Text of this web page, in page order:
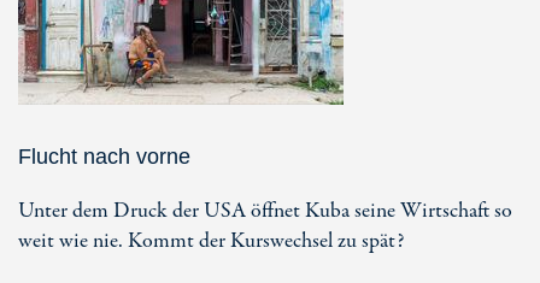
Flucht nach vorne
Unter dem Druck der USA öffnet Kuba seine Wirtschaft so
weit wie nie. Kommt der Kurswechsel zu spät?